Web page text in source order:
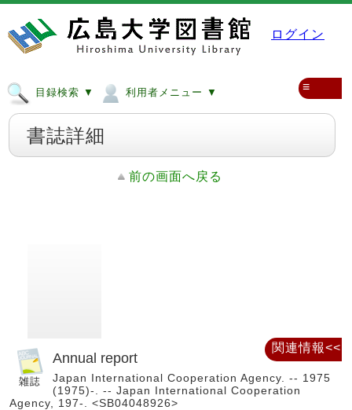
ログイン
目録検索 ▼ 利用者メニュー ▼ ≡
書誌詳細
前の画面へ戻る
Annual report
Japan International Cooperation Agency. -- 1975
(1975)-. -- Japan International Cooperation
Agency, 197-. <SB04048926>
関連情報<<